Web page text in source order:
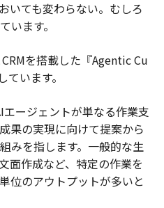
ても変わらない。むしろ
います。
を搭載した『Agentic Cu
います。
ージェントが単なる作業支
果の実現に向けて提案から
みを指します。一般的な生
面作成など、特定の作業を
位のアウトプットが多いと